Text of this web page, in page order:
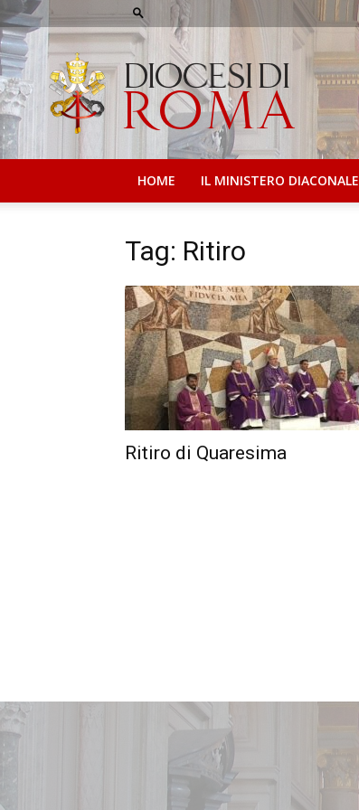
Diaconato
di
Roma
HOME IL MINISTERO DIACONALE
Tag: Ritiro
Ritiro di Quaresima